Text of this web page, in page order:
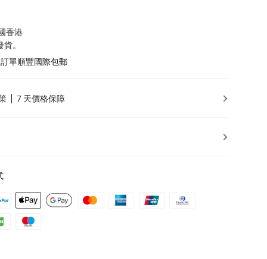
香港
。
單順豐國際包郵
7 天價格保障